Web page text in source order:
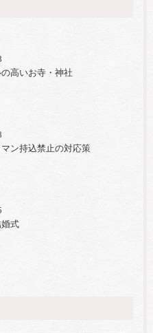
高いお寺・神社
ン持込禁止の対応策
式